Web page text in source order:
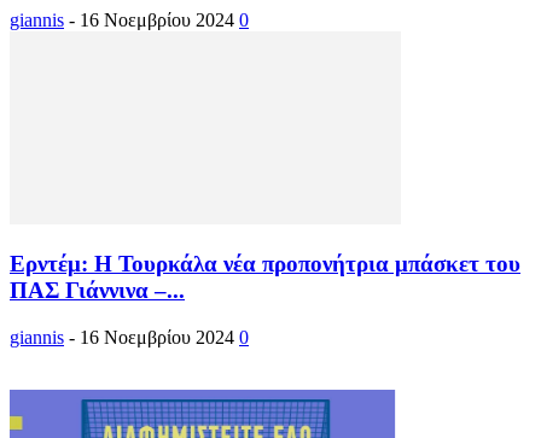
giannis - 16 Νοεμβρίου 2024 0
Ερντέμ: Η Τουρκάλα νέα προπονήτρια μπάσκετ του
ΠΑΣ Γιάννινα –...
giannis - 16 Νοεμβρίου 2024 0